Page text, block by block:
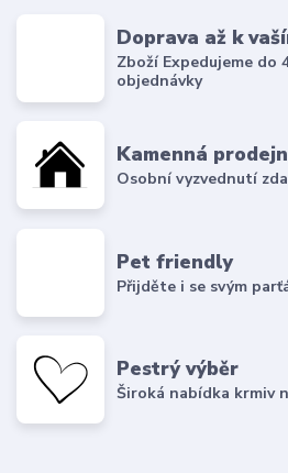
Doprava až k
Zboží Expedujeme
objednávky
Kamenná
Osobní vyzvednutí
Pet friendly
Přijděte i se svým
Pestrý výběr
Široká nabídka krmiv